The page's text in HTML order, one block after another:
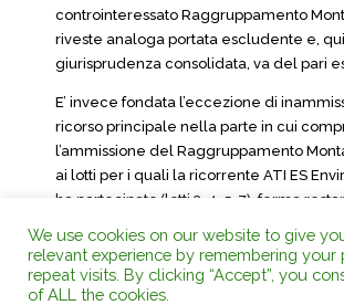
controinteressato Raggruppamento
riveste analoga portata escludente e,
giurisprudenza consolidata, va del pari
E’ invece fondata l’eccezione di
ricorso principale nella parte in cui
l’ammissione del Raggruppamento
ai lotti per i quali la ricorrente ATI ES
ha partecipato (lotti 3, 4, 5, 7), ferma
entrambi i due raggruppamenti (lotti 6, 8,
Infatti, per pacifica giurisprudenza, la
We use cookies on our website to give
relevant experience by remembering your
repeat visits. By clicking “Accept”, you
of ALL the cookies.